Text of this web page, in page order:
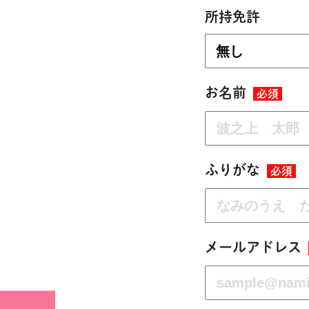
所持免許
お名前 必須
ふりがな 必須
メールアドレス